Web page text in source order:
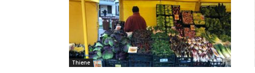
Thiene